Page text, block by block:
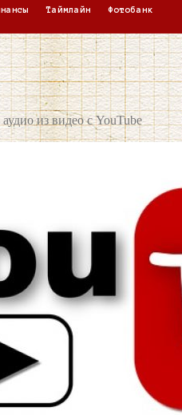
Таймлайн Фотобанк
аудио из видео с YouTube